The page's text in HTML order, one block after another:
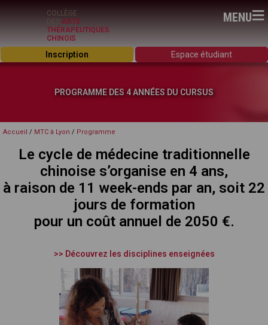
COLLÈGE
DES ARTS
THÉRAPEUTIQUES
CHINOIS
Inscription Espace étudiant
MENU≡
PROGRAMME DES 4 ANNÉES DU CURSUS
Accueil / MTC à Lyon / Programme
Le cycle de médecine traditionnelle
chinoise s’organise en 4 ans,
à raison de 11 week-ends par an, soit 22
jours de formation
pour un coût annuel de 2050 €.
>> Découvrez les disciplines enseignées